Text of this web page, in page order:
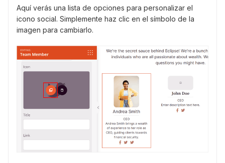
Aquí verás una lista de opciones para personalizar el
icono social. Simplemente haz clic en el símbolo de la
imagen para cambiarlo.